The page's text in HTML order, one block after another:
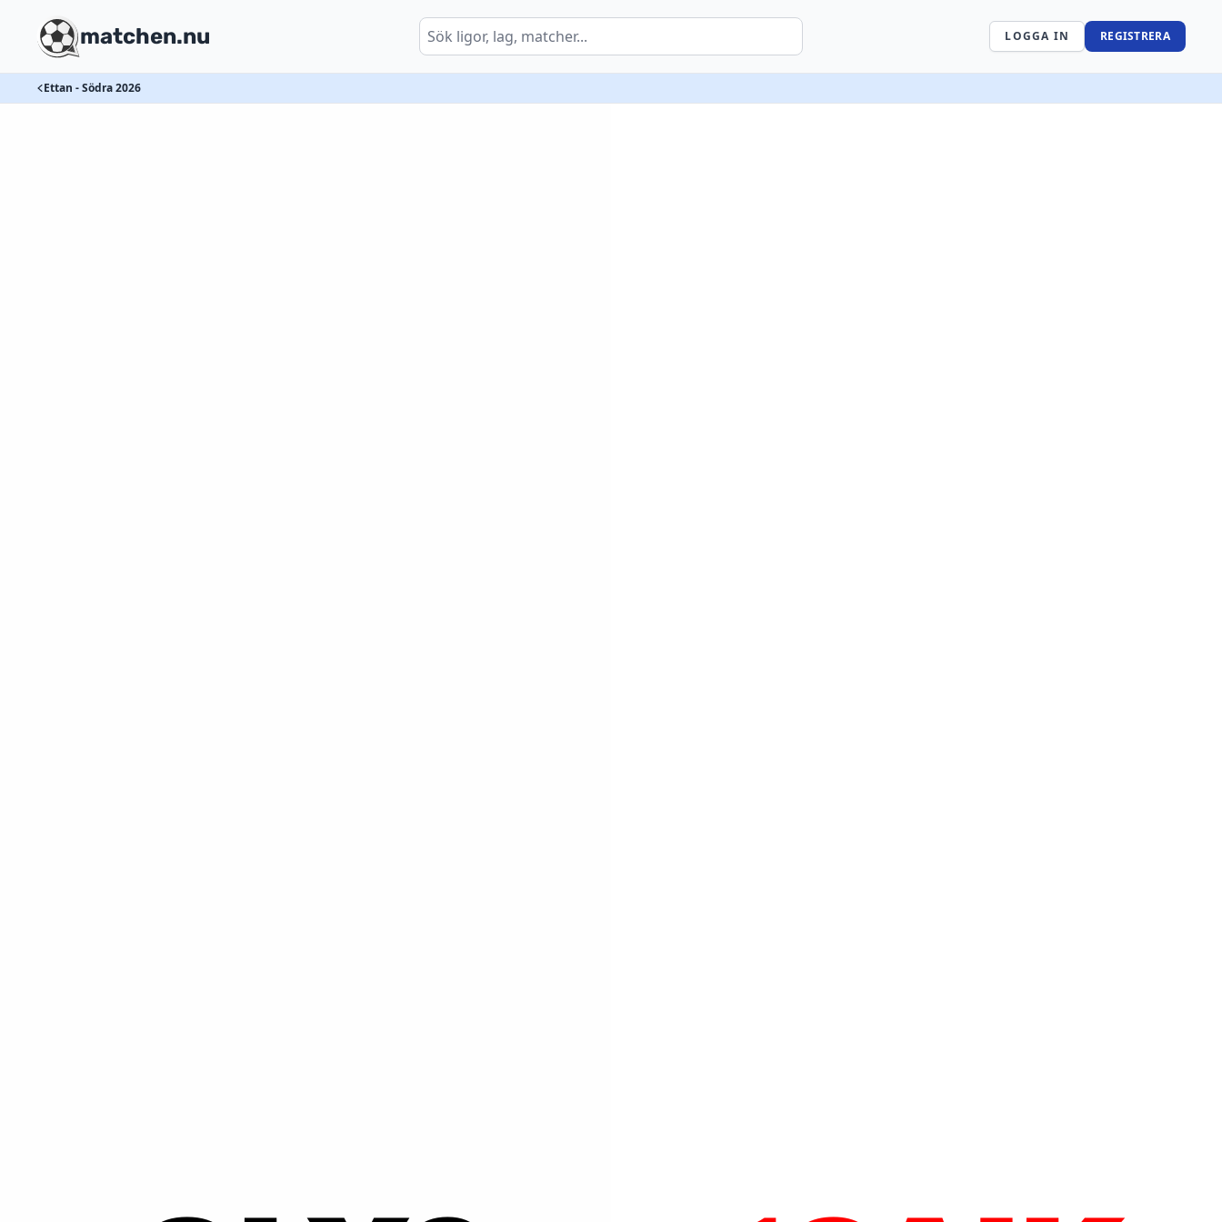
matchen.nu LOGGA IN REGISTRERA
Ettan - Södra 2026